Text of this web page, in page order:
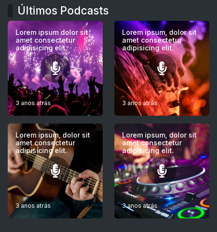
Últimos Podcasts
Lorem ipsum dolor sit
amet consectetur
adipisicing elit.
3 anos atrás
Lorem ipsum, dolor sit
amet consectetur
adipisicing elit.
3 anos atrás
Lorem ipsum, dolor sit
amet consectetur
adipisicing elit.
3 anos atrás
Lorem ipsum, dolor sit
amet consectetur
adipisicing elit.
3 anos atrás